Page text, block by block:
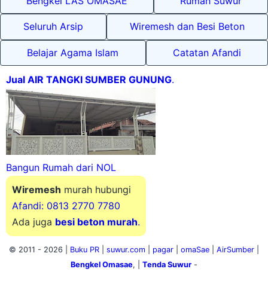
Bengkel LAS OMASAE Rumah Suwur
Seluruh Arsip Wiremesh dan Besi Beton
Belajar Agama Islam Catatan Afandi
Jual AIR TANGKI SUMBER GUNUNG.
Bangun Rumah dari NOL
Wiremesh murah hubungi
Afandi: 0813 2770 7780
Ada juga besi beton murah.
2026 | | | pagar | |
|
Bengkel Omasae , |